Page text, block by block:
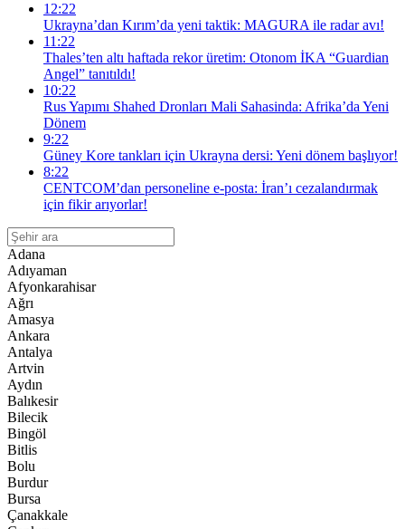
12:22
Ukrayna’dan Kırım’da yeni taktik: MAGURA ile radar avı!
11:22
Thales’ten altı haftada rekor üretim: Otonom İKA “Guardian
Angel” tanıtıldı!
10:22
Rus Yapımı Shahed Dronları Mali Sahasinda: Afrika’da Yeni
Dönem
9:22
Güney Kore tankları için Ukrayna dersi: Yeni dönem başlıyor!
8:22
CENTCOM’dan personeline e-posta: İran’ı cezalandırmak
için fikir arıyorlar!
Adana
Adıyaman
Afyonkarahisar
Ağrı
Amasya
Ankara
Antalya
Artvin
Aydın
Balıkesir
Bilecik
Bingöl
Bitlis
Bolu
Burdur
Bursa
Çanakkale